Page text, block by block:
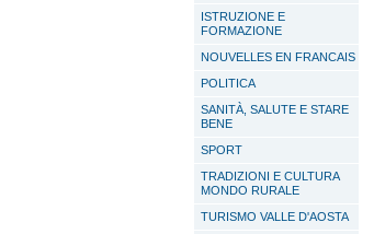
ISTRUZIONE E
FORMAZIONE
NOUVELLES EN FRANCAIS
POLITICA
SANITÀ, SALUTE E STARE
BENE
SPORT
TRADIZIONI E CULTURA
MONDO RURALE
TURISMO VALLE D'AOSTA